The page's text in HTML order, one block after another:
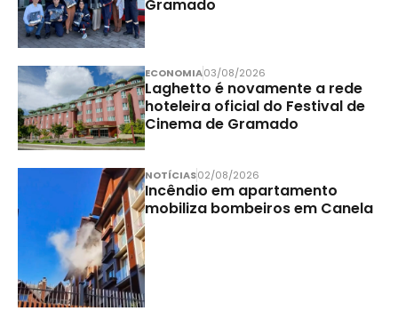
Gramado
ECONOMIA03/08/2026
Laghetto é novamente a rede
hoteleira oficial do Festival de
Cinema de Gramado
NOTÍCIAS02/08/2026
Incêndio em apartamento
mobiliza bombeiros em Canela